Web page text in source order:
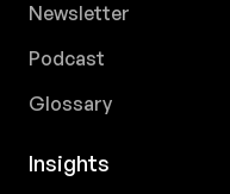
Newsletter
Podcast
Glossary
Insights